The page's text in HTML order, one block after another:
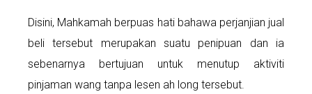
Disini, Mahkamah berpuas hati bahawa perjanjian jual
beli tersebut merupakan suatu penipuan dan ia
sebenarnya bertujuan untuk menutup aktiviti
pinjaman wang tanpa lesen ah long tersebut.